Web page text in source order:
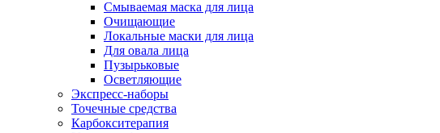
Смываемая маска для лица
Очищающие
Локальные маски для лица
Для овала лица
Пузырьковые
Осветляющие
Экспресс-наборы
Точечные средства
Карбокситерапия